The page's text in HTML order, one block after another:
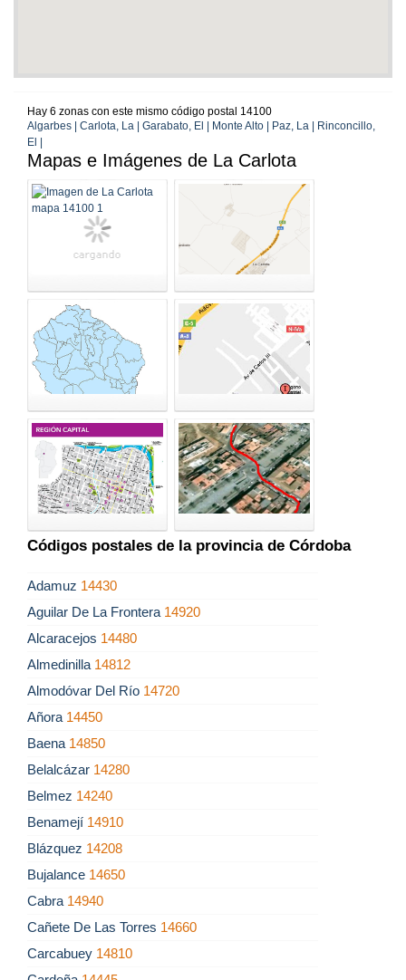
Hay 6 zonas con este mismo código postal 14100
Algarbes | Carlota, La | Garabato, El | Monte Alto | Paz, La | Rinconcillo,
El |
Mapas e Imágenes de La Carlota
Códigos postales de la provincia de Córdoba
Adamuz 14430
Aguilar De La Frontera 14920
Alcaracejos 14480
Almedinilla 14812
Almodóvar Del Río 14720
Añora 14450
Baena 14850
Belalcázar 14280
Belmez 14240
Benamejí 14910
Blázquez 14208
Bujalance 14650
Cabra 14940
Cañete De Las Torres 14660
Carcabuey 14810